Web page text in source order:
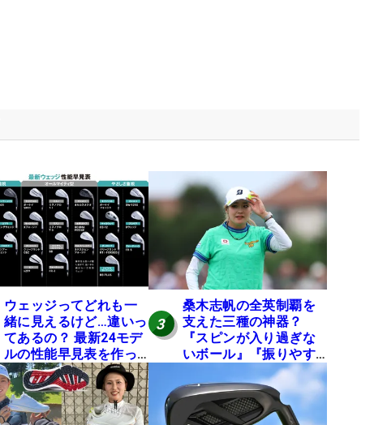
ウェッジってどれも一
緒に見えるけど…違いっ
てあるの？ 最新24モデ
ルの性能早見表を作っ
てみた #ギアカタログ
2026
3
桑木志帆の全英制覇を
支えた三種の神器？
『スピンが入り過ぎな
いボール』『振りやす
いシャフト』『真っす
ぐ飛ぶドライバー』 #
女子プロセッティング